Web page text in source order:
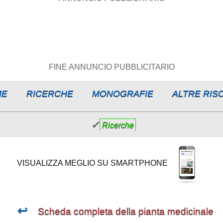
FINE ANNUNCIO PUBBLICITARIO
RICERCHE MONOGRAFIE ALTRE
✓ Ricerche
VISUALIZZA MEGLIO SU SMARTPHONE
↩ Scheda completa della pianta medicinale